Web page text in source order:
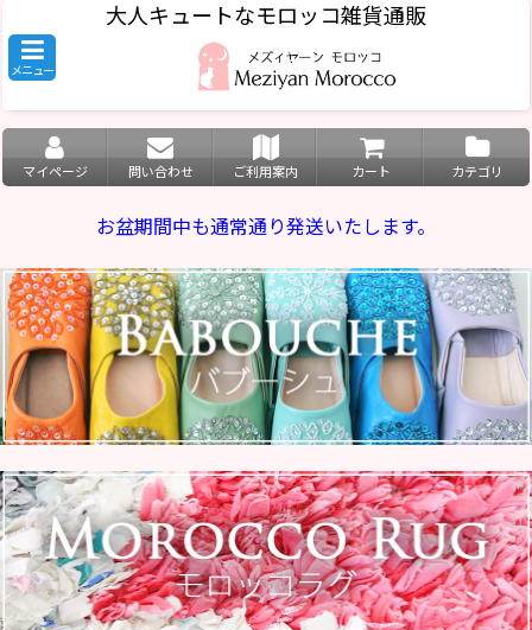
大人キュートなモロッコ雑貨通販
メニュー
マイページ 問い合わせ ご利用案内 カート カテゴリ
お盆期間中も通常通り発送いたします。